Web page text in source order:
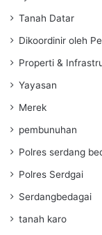
Tanah Datar
Dikoordinir oleh
Properti &
Yayasan
Merek
pembunuhan
Polres serdang
Polres Serdgai
Serdangbedagai
tanah karo